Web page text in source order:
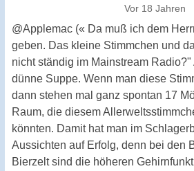
Vor 18 Jahren
@Applemac (« Da muß ich dem
geben. Das kleine Stimmchen und
nicht ständig im Mainstream
dünne Suppe. Wenn man diese
dann stehen mal ganz spontan 17
Raum, die diesem
könnten. Damit hat man im
Aussichten auf Erfolg, denn bei den
Bierzelt sind die höheren